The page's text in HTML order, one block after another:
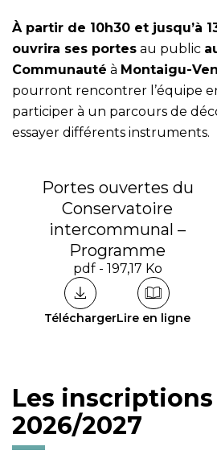
À partir de 10h30 et jusqu’à
ouvrira ses portes au public
Communauté à Montaigu-
pourront rencontrer l’équipe
participer à un parcours de
essayer différents instruments.
Portes ouvertes du
Conservatoire
intercommunal –
Programme
pdf - 197,17 Ko
TéléchargerLire en ligne
Les inscriptions
2026/2027